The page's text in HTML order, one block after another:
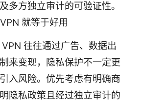
多方独立审计的可验证性。
就等于好用
往往通过广告、数据出
来变现，隐私保护不一定更
入风险。优先考虑有明确商
隐私政策且经过独立审计的